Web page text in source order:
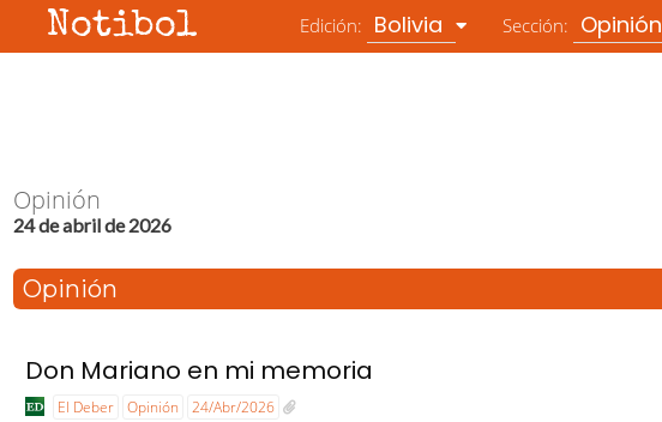
Notibol Edición: Bolivia Sección: Opinión
Opinión
24 de abril de 2026
Opinión
Don Mariano en mi memoria
El Deber Opinión 24/Abr/2026